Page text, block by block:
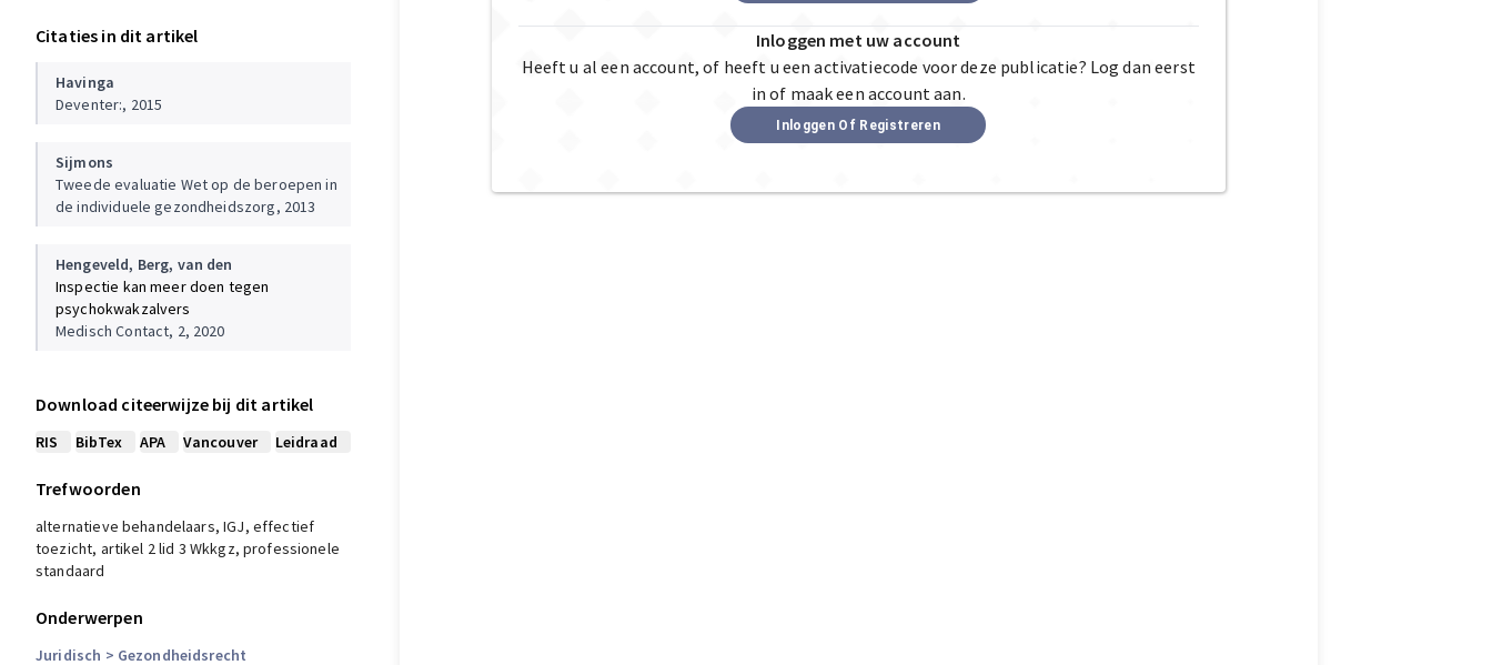
Citaties in dit artikel
Havinga
Deventer:, 2015
Sijmons
Tweede evaluatie Wet op de beroepen in
de individuele gezondheidszorg, 2013
Hengeveld, Berg, van den
Inspectie kan meer doen tegen
psychokwakzalvers
Medisch Contact, 2, 2020
Download citeerwijze bij dit artikel
RIS BibTex APA Vancouver Leidraad
Trefwoorden
alternatieve behandelaars, IGJ, effectief
toezicht, artikel 2 lid 3 Wkkgz, professionele
standaard
Onderwerpen
Juridisch > Gezondheidsrecht
Inloggen met uw account
Heeft u al een account, of heeft u een activatiecode voor deze publicatie? Log dan eerst
in of maak een account aan.
Inloggen Of Registreren